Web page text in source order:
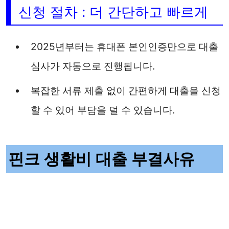
신청 절차 : 더 간단하고 빠르게
2025년부터는 휴대폰 본인인증만으로 대출
심사가 자동으로 진행됩니다.
복잡한 서류 제출 없이 간편하게 대출을 신청
할 수 있어 부담을 덜 수 있습니다.
핀크 생활비 대출 부결사유